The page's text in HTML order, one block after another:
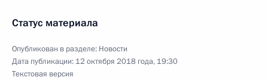
Статус материала
Опубликован в разделе: Новости
Дата публикации: 12 октября 2018 года, 19:30
Текстовая версия